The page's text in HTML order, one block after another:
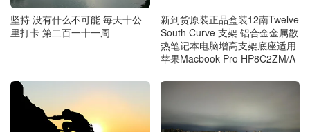
坚持 没有什么不可能 毎天十公
里打卡 第二百一十一周
新到货原装正品盒装12南Twelve
South Curve 支架 铝合金金属散
热笔记本电脑增高支架底座适用
苹果Macbook Pro HP8C2ZM/A